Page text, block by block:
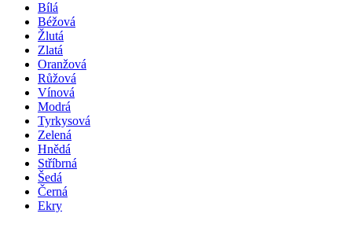
Bílá
Béžová
Žlutá
Zlatá
Oranžová
Růžová
Vínová
Modrá
Tyrkysová
Zelená
Hnědá
Stříbrná
Šedá
Černá
Ekry